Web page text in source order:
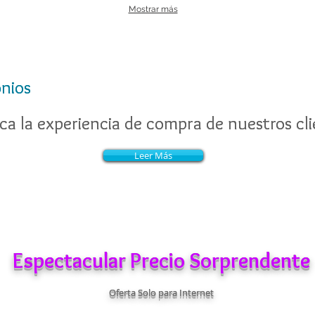
Mostrar más
la experiencia de compra de nuestros
Leer Más
la experiencia de compra de nuestros
Leer Más
Espectacular Precio Sorprendente
Oferta Solo para Internet